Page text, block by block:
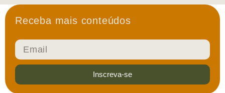
Receba mais conteúdos
Inscreva-se